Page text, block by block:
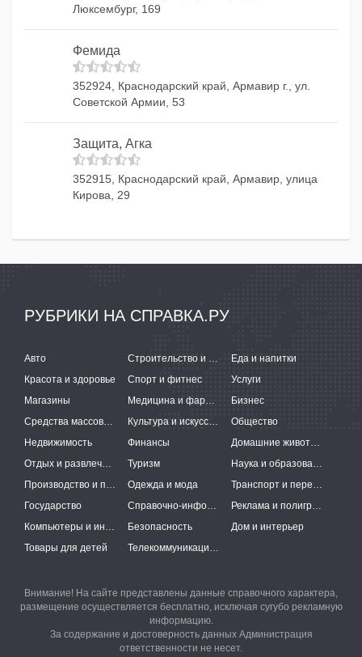
Люксембург, 169
Фемида
352924, Краснодарский край, Армавир г., ул.
Советской Армии, 53
Защита, Агка
352915, Краснодарский край, Армавир, улица
Кирова, 29
РУБРИКИ НА СПРАВКА.РУ
Авто Строительство и ремонт
Еда и напитки
Красота и здоровье
Спорт и фитнес
Услуги
Магазины
Медицина и фармацевтика
Бизнес
Средства массовой информации
Культура и искусство
Общество
Недвижимость
Финансы
Домашние животные
Отдых и развлечения
Туризм
Наука и образование
Производство и поставки
Одежда и мода
Транспорт и перевозки
Государство
Справочно-информационные системы
Реклама и полиграфия
Компьютеры и интернет
Безопасность
Дом и интерьер
Товары для детей
Телекоммуникации и связь
Внимание! На сайте представлены данные справочного характера,
размещение осуществляется бесплатно, исключая сугубо рекламную
информацию.
За содержание и достоверность данных Администрация
ответственности не несет.